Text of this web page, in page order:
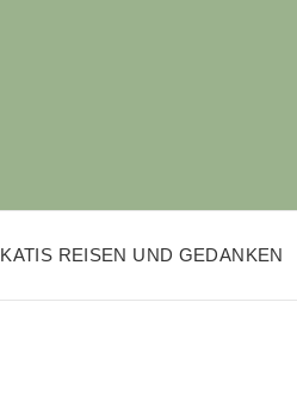
KATIS REISEN UND GEDANKEN